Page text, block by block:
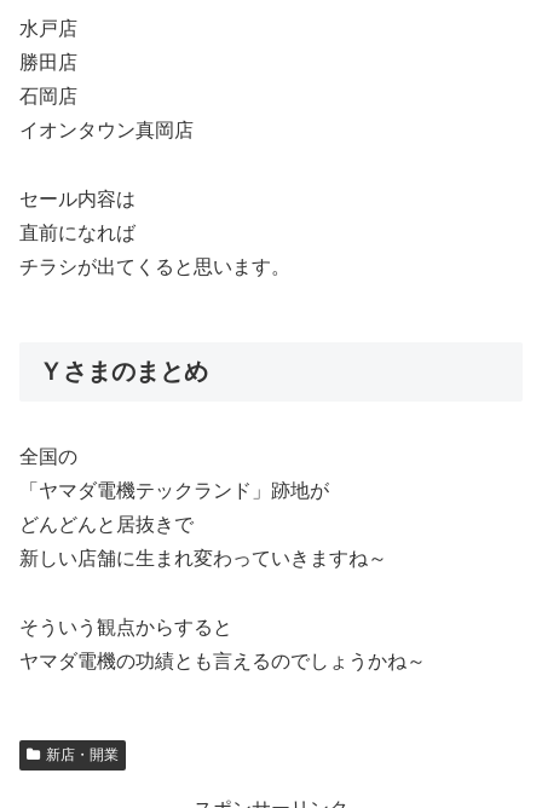
水戸店
勝田店
石岡店
イオンタウン真岡店
セール内容は
直前になれば
チラシが出てくると思います。
Ｙさまのまとめ
全国の
「ヤマダ電機テックランド」跡地が
どんどんと居抜きで
新しい店舗に生まれ変わっていきますね～
そういう観点からすると
ヤマダ電機の功績とも言えるのでしょうかね～
新店・開業